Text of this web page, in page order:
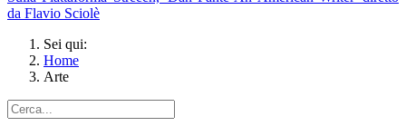
da Flavio Sciolè
Sei qui:
Home
Arte